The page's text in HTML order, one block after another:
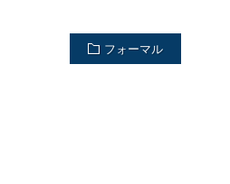
フォーマル